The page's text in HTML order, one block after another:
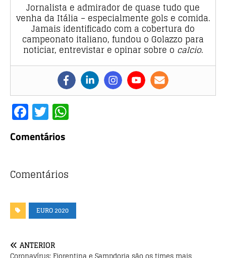
Jornalista e admirador de quase tudo que
venha da Itália – especialmente gols e comida.
Jamais identificado com a cobertura do
campeonato italiano, fundou o Golazzo para
noticiar, entrevistar e opinar sobre o calcio.
F
a
c
b
o
k
T
w
it
r
p
Comentários
Comentários
EURO 2020
ANTERIOR